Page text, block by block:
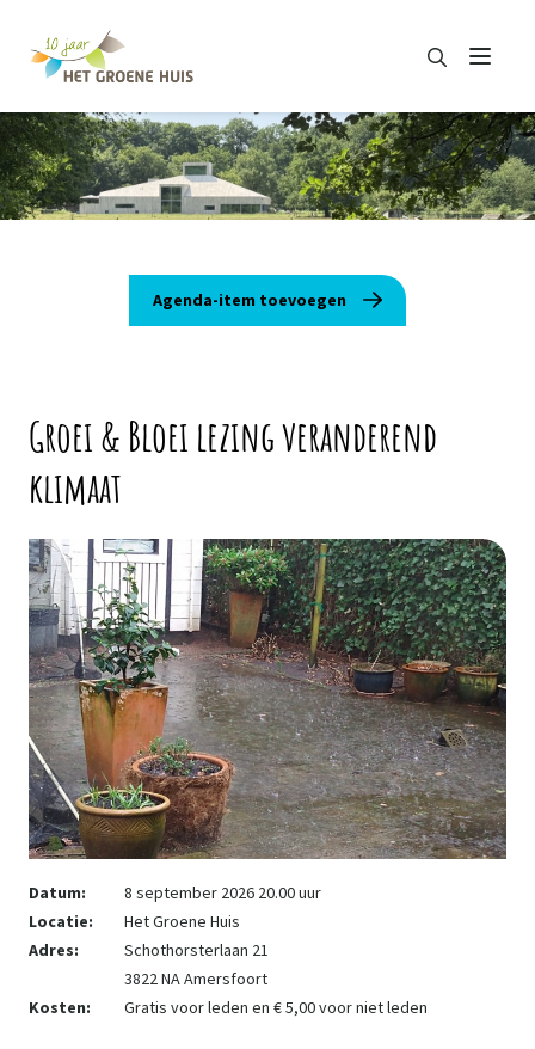
Menu
Zoeken
Agenda-item toevoegen
Groei & Bloei lezing veranderend
klimaat
Datum:
8 september 2026 20.00 uur
Locatie:
Het Groene Huis
Adres:
Schothorsterlaan 21
3822 NA Amersfoort
Kosten:
Gratis voor leden en € 5,00 voor niet leden